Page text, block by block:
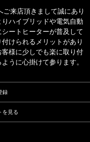
ご来店頂きまして誠にあり
ハイブリッドや電気自動
ートヒーターが普及して
けられるメリットがあり
様に少しでも楽に取り付
うに心掛けて参ります。
録
を見る